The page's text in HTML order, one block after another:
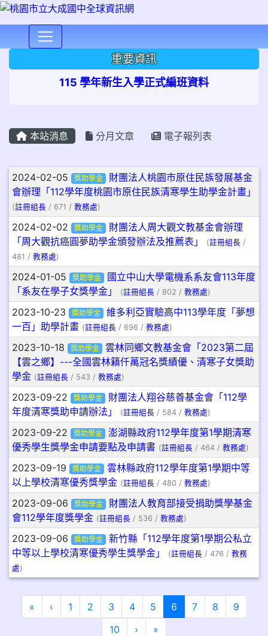
重要資訊
115 學年新生入學正式編班資料
本站消息 分月文章 電子報列表
文章列表
2024-02-05 獎助學金
財團法人桃園市原住民族發展基金
會辦理「112學年度桃園市原住民族清寒學生助學金計畫」
(註冊組長 / 671 / 教務處)
2024-02-02 獎助學金
財團法人周大觀文教基金會辦理
「周大觀抗癌圓夢助學金頒發辦法及推薦表」
(註冊組長 /
481 / 教務處)
2024-01-05 獎助學金
國立中山大學電機系系友會113年度
「系友在學子女獎學金」
(註冊組長 / 802 / 教務處)
2023-10-23 獎助學金
維多利亞實驗高中113學年度「夢想
一百」助學計畫 (註冊組長 / 696 / 教務處)
2023-10-18 獎助學金
雲林同鄉文教基金會「2023第二屆
【雲之鄉】---全國雲林籍仟萬冠名獎績優、清寒子女獎助
學金 (註冊組長 / 543 / 教務處)
2023-09-22 獎助學金
財團法人翔谷慈善基金會「112學
年度清寒獎助申請辦法」
(註冊組長 / 584 / 教務處)
2023-09-22 獎助學金
澎湖縣政府112學年度第1學期清寒
優秀學生獎學金申請要點及申請書 (註冊組長 / 464 / 教務處)
2023-09-19 獎助學金
雲林縣政府112學年度第1學期中等
以上學校清寒優秀獎學金 (註冊組長 / 480 / 教務處)
2023-09-06 獎助學金
財團法人教育部接受捐助獎學基金
會112學年度獎學金 (註冊組長 / 536 / 教務處)
2023-09-06 獎助學金
新竹縣「112學年度第1學期公私立
中等以上學校清寒優秀學生獎學金」
(註冊組長 / 476 / 教務
處)
« 第一頁
‹上一頁
1 2 3 4 5 6(目前頁次)
7 8
9
10
›下一頁
»最後頁